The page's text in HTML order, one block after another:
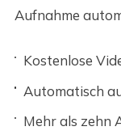
Aufnahme
Kostenlose
Automatisch
Mehr als zehn